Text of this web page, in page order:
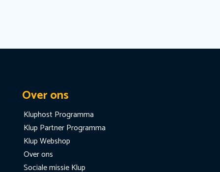
Over ons
Kluphost Programma
Klup Partner Programma
Klup Webshop
Over ons
Sociale missie Klup